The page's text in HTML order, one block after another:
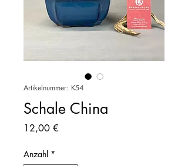
Artikelnummer: K54
Schale China
12,00 €
Anzahl *